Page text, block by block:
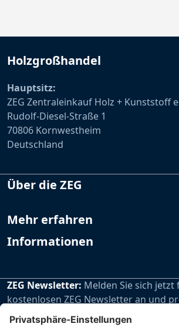
Holzgroßhandel
Hauptsitz:
ZEG Zentraleinkauf Holz + Kunststoff
Rudolf-Diesel-Straße 1
70806 Kornwestheim
Deutschland
Über die ZEG
Mehr erfahren
Informationen
ZEG Newsletter: Melden Sie sich jetzt
kostenlosen ZEG Newsletter an und
den extra Vorteilen unseres